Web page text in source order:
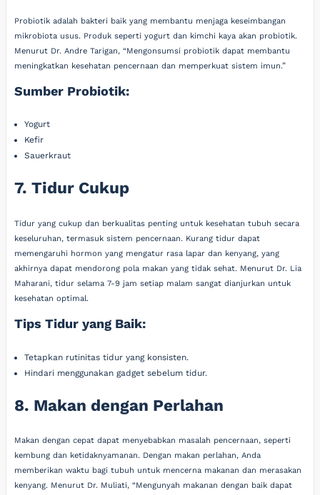
Probiotik adalah bakteri baik yang membantu menjaga keseimbangan
mikrobiota usus. Produk seperti yogurt dan kimchi kaya akan probiotik.
Menurut Dr. Andre Tarigan, “Mengonsumsi probiotik dapat membantu
meningkatkan kesehatan pencernaan dan memperkuat sistem imun.”
Sumber Probiotik:
Yogurt
Kefir
Sauerkraut
7. Tidur Cukup
Tidur yang cukup dan berkualitas penting untuk kesehatan tubuh secara
keseluruhan, termasuk sistem pencernaan. Kurang tidur dapat
memengaruhi hormon yang mengatur rasa lapar dan kenyang, yang
akhirnya dapat mendorong pola makan yang tidak sehat. Menurut Dr. Lia
Maharani, tidur selama 7-9 jam setiap malam sangat dianjurkan untuk
kesehatan optimal.
Tips Tidur yang Baik:
Tetapkan rutinitas tidur yang konsisten.
Hindari menggunakan gadget sebelum tidur.
8. Makan dengan Perlahan
Makan dengan cepat dapat menyebabkan masalah pencernaan, seperti
kembung dan ketidaknyamanan. Dengan makan perlahan, Anda
memberikan waktu bagi tubuh untuk mencerna makanan dan merasakan
kenyang. Menurut Dr. Muliati, “Mengunyah makanan dengan baik dapat